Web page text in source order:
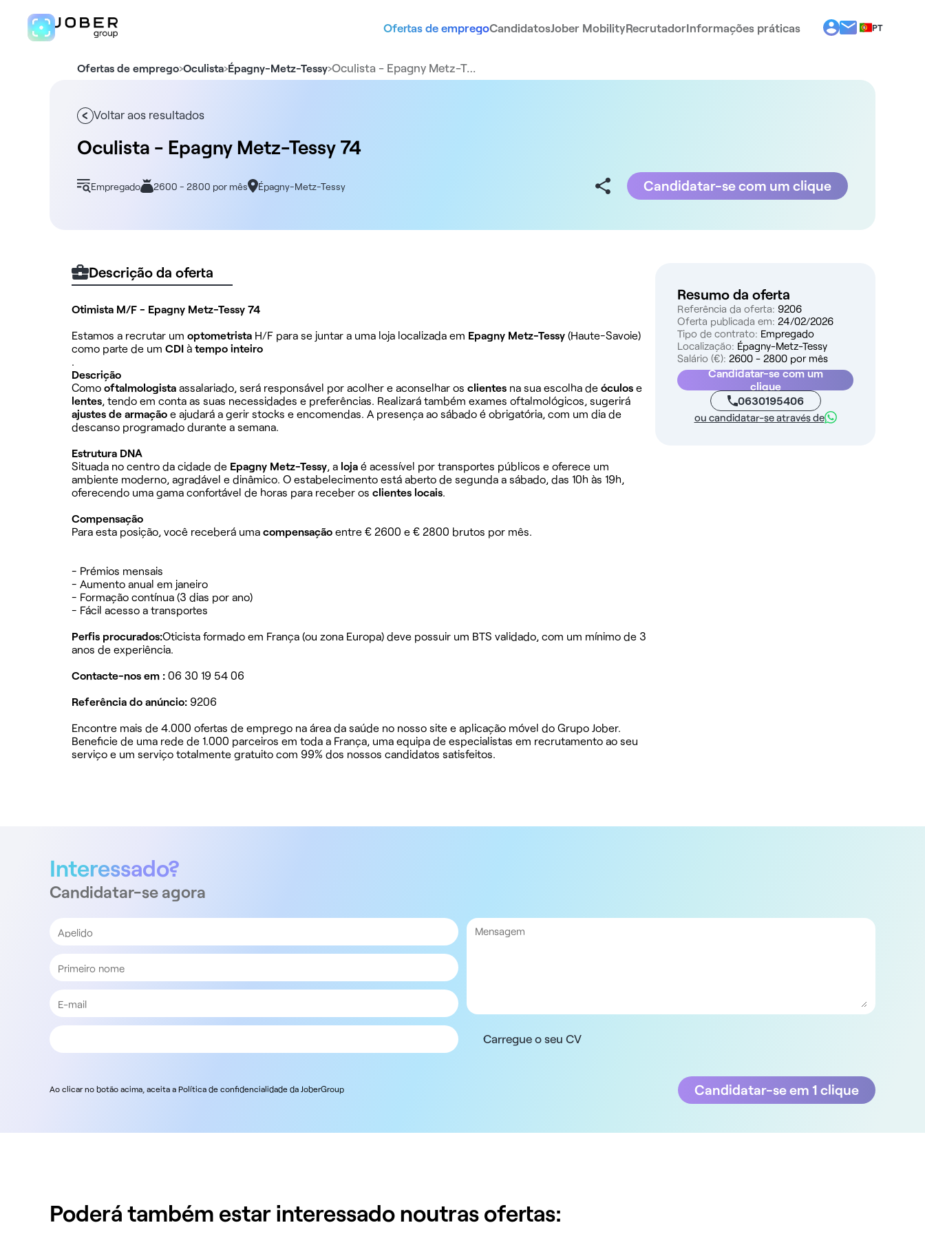
Ofertas de empregoCandidatosJober MobilityRecrutadorInformações práticas
PT
ES
Ofertas de emprego›Oculista›Épagny-Metz-Tessy›Oculista - Epagny Metz-T…
Voltar aos resultados
Oculista - Epagny Metz-Tessy 74
Empregado 2600 - 2800 por mês Épagny-Metz-Tessy Candidatar-se com um clique
Descrição da oferta
Otimista M/F - Epagny Metz-Tessy 74
Estamos a recrutar um optometrista H/F para se juntar a uma loja localizada em Epagny Metz-Tessy (Haute-Savoie)
como parte de um CDI à tempo inteiro
.
Descrição
Como oftalmologista assalariado, será responsável por acolher e aconselhar os clientes na sua escolha de óculos e
lentes, tendo em conta as suas necessidades e preferências. Realizará também exames oftalmológicos, sugerirá
ajustes de armação e ajudará a gerir stocks e encomendas. A presença ao sábado é obrigatória, com um dia de
descanso programado durante a semana.
Estrutura DNA
Situada no centro da cidade de Epagny Metz-Tessy, a loja é acessível por transportes públicos e oferece um
ambiente moderno, agradável e dinâmico. O estabelecimento está aberto de segunda a sábado, das 10h às 19h,
oferecendo uma gama confortável de horas para receber os clientes locais.
Compensação
Para esta posição, você receberá uma compensação entre € 2600 e € 2800 brutos por mês.
- Prémios mensais
- Aumento anual em janeiro
- Formação contínua (3 dias por ano)
- Fácil acesso a transportes
Perfis procurados:Oticista formado em França (ou zona Europa) deve possuir um BTS validado, com um mínimo de 3
anos de experiência.
Contacte-nos em : 06 30 19 54 06
Referência do anúncio: 9206
Encontre mais de 4.000 ofertas de emprego na área da saúde no nosso site e aplicação móvel do Grupo Jober.
Beneficie de uma rede de 1.000 parceiros em toda a França, uma equipa de especialistas em recrutamento ao seu
serviço e um serviço totalmente gratuito com 99% dos nossos candidatos satisfeitos.
Resumo da oferta
Referência da oferta: 9206
Oferta publicada em: 24/02/2026
Tipo de contrato: Empregado
Localização: Épagny-Metz-Tessy
Salário (€): 2600 - 2800 por mês
Candidatar-se com um
clique
0630195406
ou candidatar-se através de
Interessado?
Candidatar-se agora
Carregue o seu CV
Ao clicar no botão acima, aceita a Política de confidencialidade da JoberGroup Candidatar-se em 1 clique
Poderá também estar interessado noutras ofertas: